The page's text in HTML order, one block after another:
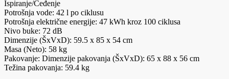
Ispiranje/Ceđenje
Potrošnja vode: 42 l po ciklusu
Potrošnja električne energije: 47 kWh kroz 100 ciklusa
Nivo buke: 72 dB
Dimenzije (ŠxVxD): 59.5 x 85 x 54 cm
Masa (Neto): 58 kg
Pakovanje: Dimenzije pakovanja (ŠxVxD): 65 x 88 x 56 cm
Težina pakovanja: 59.4 kg